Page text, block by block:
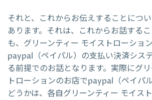
それと、これからお伝えすることにつ
あります。それは、これからお話する
も、グリーンティー モイストローション
paypal（ペイパル）の支払い決済シス
る前提でのお話となります。実際にグ
トローションのお店でpaypal（ペイパ
どうかは、各自グリーンティー モイス